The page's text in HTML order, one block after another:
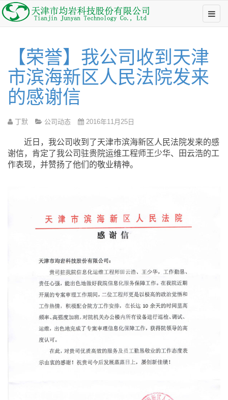
【荣誉】我公司收到天津
市滨海新区人民法院发来
的感谢信
丁默 公司动态 2016年11月25日
近日，我公司收到了天津市滨海新区人民法院发来的感
谢信，肯定了我公司驻贵院运维工程师王少华、田云浩的工
作表现，并赞扬了他们的敬业精神。